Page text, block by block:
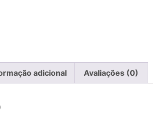
adicional Avaliações (0)